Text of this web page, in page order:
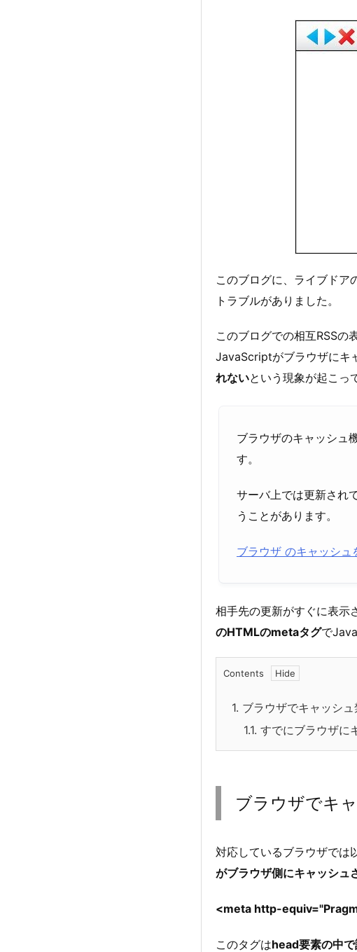
このブログに、ライブドア
トラブルがありました。
このブログでの相互RSSの
JavaScriptがブラウザにキ
れないという現象が起こっ
ブラウザのキャッシュ
す。
サーバ上では更新され
うことがあります。
ブラウザ のキャッシ
相手先の更新がすぐに表示
のHTMLのmetaタグで
Contents
1. ブラウザでキャッシ
1.1. すでにブラウザに
ブラウザでキ
対応しているブラウザでは
がブラウザ側にキャッシュ
<meta http-
このタグはhead要素の中